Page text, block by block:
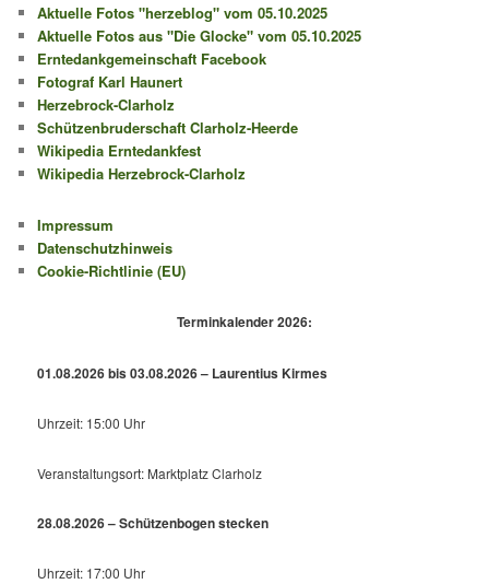
Aktuelle Fotos "herzeblog" vom 05.10.2025
Aktuelle Fotos aus "Die Glocke" vom 05.10.2025
Erntedankgemeinschaft Facebook
Fotograf Karl Haunert
Herzebrock-Clarholz
Schützenbruderschaft Clarholz-Heerde
Wikipedia Erntedankfest
Wikipedia Herzebrock-Clarholz
Impressum
Datenschutzhinweis
Cookie-Richtlinie (EU)
Terminkalender 2026:
01.08.2026 bis 03.08.2026 – Laurentius Kirmes
Uhrzeit: 15:00 Uhr
Veranstaltungsort: Marktplatz Clarholz
28.08.2026 – Schützenbogen stecken
Uhrzeit: 17:00 Uhr